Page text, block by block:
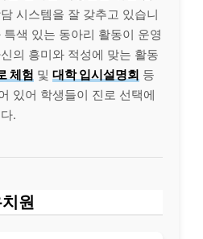
시스템을 잘 갖추고 있습니
색 있는 동아리 활동이 운영
의 흥미와 적성에 맞는 활동
체험 및 대학 입시설명회 등
있어 학생들이 진로 선택에
.
원